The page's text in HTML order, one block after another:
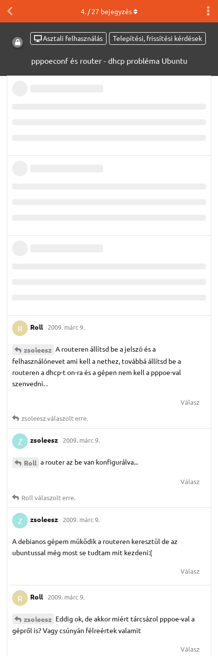
Asztali felhasználás Telepítési, frissítési kérdések
pppoeconf és router - dhcp probléma Ubuntu
4. /27 bejegyzés
R Roll 2009. márc 9.
zsoleesz A routeren állítsd be a jelszó és a
felhasználónevet ami kell a nethez, továbbá állítsd be a
routeren a dhcp-t on-ra és a gépen nem kell a pppoe-val
szenvedni. .
Válasz
zsoleeszválaszolt erre.
Z zsoleesz 2009. márc 9.
Roll a router az be van konfigurálva...
Válasz
Roll válaszolt erre.
Z zsoleesz 2009. márc 9.
A debianos gépem müködik a routeren keresztül de az
ubuntussal még most se tudtam mit kezdeni:(
Válasz
R Roll 2009. márc 9.
zsoleesz Eddig ok, de akkor miért tárcsázol pppoe-val a
gépről is? Vagy csúnyán félreértek valamit
Válasz